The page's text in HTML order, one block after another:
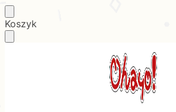
Skip
to
Skip
to
Koszyk